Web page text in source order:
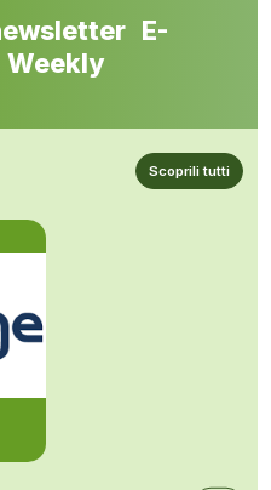
E-
Weekly
Scoprili tutti